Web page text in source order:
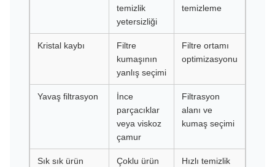
temizlik
yetersizliği
temizleme
Kristal kaybı
Filtre
kumaşının
yanlış seçimi
Filtre ortamı
optimizasyonu
Yavaş filtrasyon
İnce
parçacıklar
veya viskoz
çamur
Filtrasyon
alanı ve
kumaş seçimi
Sık sık ürün Çoklu ürün Hızlı temizlik